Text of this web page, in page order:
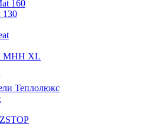
160
130
МНН XL
Теплолюкс